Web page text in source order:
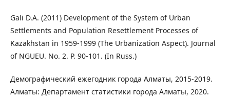
Gali D.A. (2011) Development of the System of Urban
Settlements and Population Resettlement Processes of
Kazakhstan in 1959-1999 (The Urbanization Aspect). Journal
of NGUEU. No. 2. P. 90-101. (In Russ.)
Демографический ежегодник города Алматы, 2015-2019.
Алматы: Департамент статистики города Алматы, 2020.